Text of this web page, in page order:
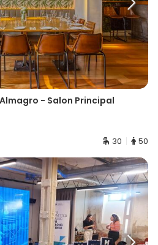
- Salon Principal
30 50